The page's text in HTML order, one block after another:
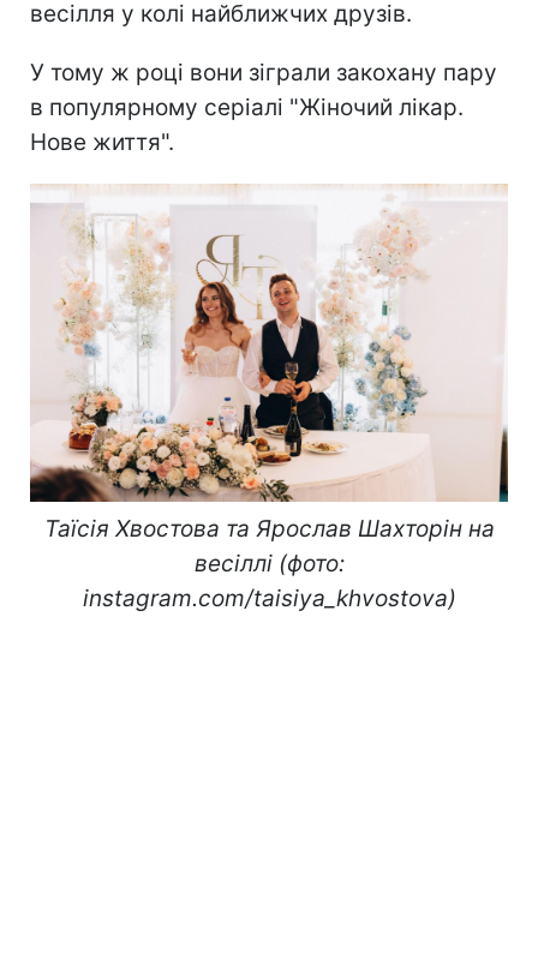
весілля у колі найближчих друзів.
У тому ж році вони зіграли закохану пару
в популярному серіалі "Жіночий лікар.
Нове життя".
Таїсія Хвостова та Ярослав Шахторін на
весіллі (фото:
instagram.com/taisiya_khvostova)